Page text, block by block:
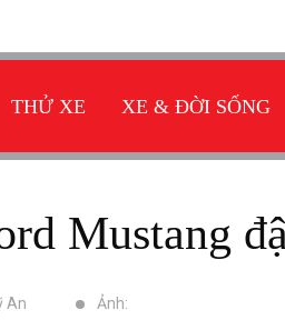
THỬ XE XE & ĐỜI SỐNG
Mustang
An Ảnh: